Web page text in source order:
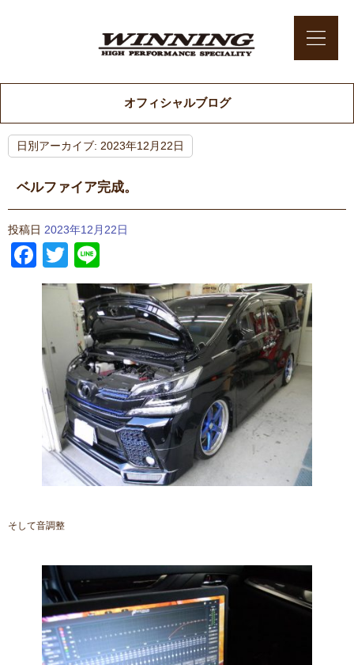
オフィシャルブログ
日別アーカイブ: 2023年12月22日
ベルファイア完成。
投稿日 2023年12月22日
Facebook
Twitter
そして音調整